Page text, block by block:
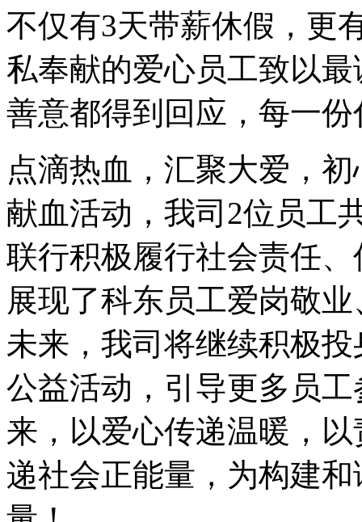
不仅有3天带薪休假，更
私奉献的爱心员工致以
善意都得到回应，每一
点滴热血，汇聚大爱，
献血活动，我司2位员工
联行积极履行社会责任
展现了科东员工爱岗敬
未来，我司将继续积极
公益活动，引导更多员
来，以爱心传递温暖，
递社会正能量，为构建